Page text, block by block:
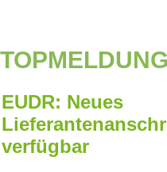
EUDR: Neues
verfügbar